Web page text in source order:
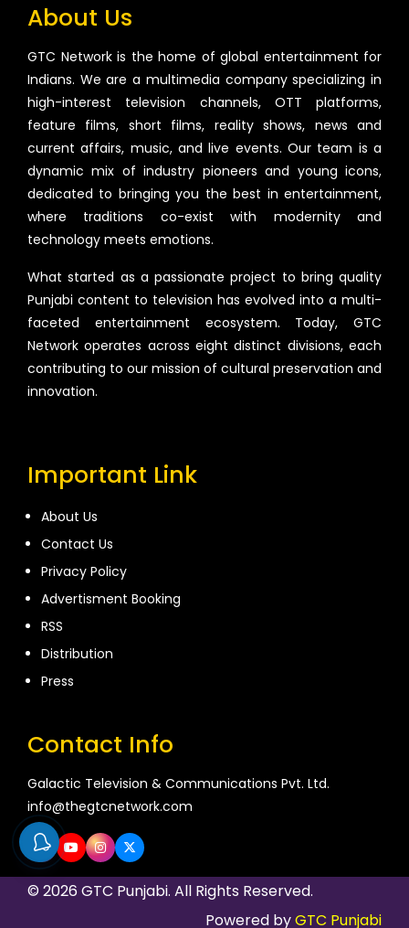
About Us
GTC Network is the home of global entertainment for
Indians. We are a multimedia company specializing in
high-interest television channels, OTT platforms,
feature films, short films, reality shows, news and
current affairs, music, and live events. Our team is a
dynamic mix of industry pioneers and young icons,
dedicated to bringing you the best in entertainment,
where traditions co-exist with modernity and
technology meets emotions.
What started as a passionate project to bring quality
Punjabi content to television has evolved into a multi-
faceted entertainment ecosystem. Today, GTC
Network operates across eight distinct divisions, each
contributing to our mission of cultural preservation and
innovation.
Important Link
About Us
Contact Us
Privacy Policy
Advertisment Booking
RSS
Distribution
Press
Contact Info
Galactic Television & Communications Pvt. Ltd.
info@thegtcnetwork.com
© 2026 GTC Punjabi. All Rights Reserved.
Powered byGTC Punjabi